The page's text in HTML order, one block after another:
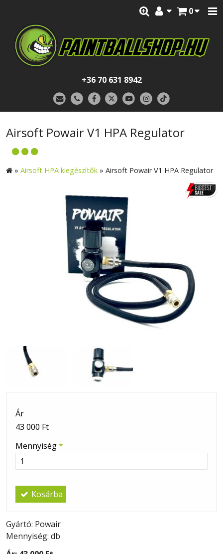
0
+36 70 631 8942
Airsoft Powair V1 HPA Regulator
» Airsoft HPA kiegészítők » Airsoft Powair V1 HPA Regulator
Ár
43 000 Ft
Mennyiség*
Kosárba
Gyártó: Powair
Mennyiség: db